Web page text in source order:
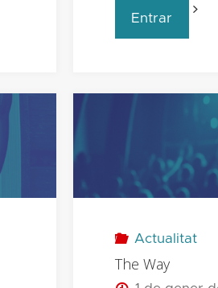
Entrar
Actualitat
The Way